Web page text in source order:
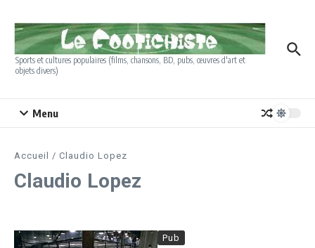
Sports et cultures populaires (films, chansons, BD, pubs, œuvres d'art et
objets divers)
Menu
Accueil / Claudio Lopez
Claudio Lopez
Pub